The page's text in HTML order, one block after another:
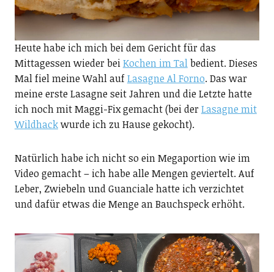
Heute habe ich mich bei dem Gericht für das
Mittagessen wieder beiKochen im Talbedient. Dieses
Mal fiel meine Wahl aufLasagne Al Forno. Das war
meine erste Lasagne seit Jahren und die Letzte hatte
ich noch mit Maggi-Fix gemacht (bei derLasagne mit
Wildhackwurde ich zu Hause gekocht).
Natürlich habe ich nicht so ein Megaportion wie im
Video gemacht – ich habe alle Mengen geviertelt. Auf
Leber, Zwiebeln und Guanciale hatte ich verzichtet
und dafür etwas die Menge an Bauchspeck erhöht.